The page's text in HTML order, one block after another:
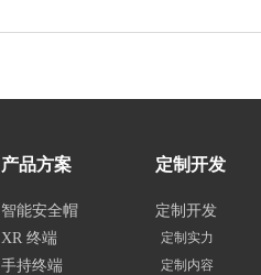
产品方案
智能安全帽
XR 终端
手持终端
定制开发
定制开发
定制实力
定制内容